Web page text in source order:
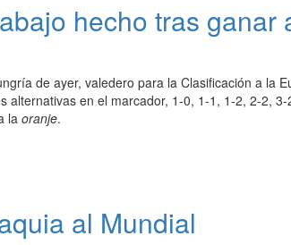
hecho tras ganar
de ayer, valedero para la Clasificación a la
alternativas en el marcador, 1-0, 1-1, 1-2, 2-2,
laoranje.
al Mundial